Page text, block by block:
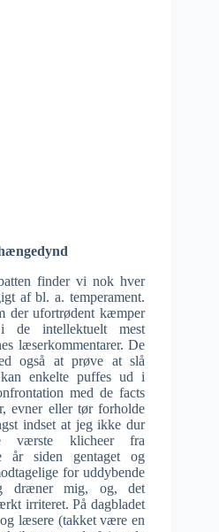
finder vi nok hver
af bl. a. temperament.
der ufortrødent kæmper
de intellektuelt mest
læserkommentarer. De
også at prøve at slå
enkelte puffes ud i
med de facts
evner eller tør forholde
indset at jeg ikke dur
klicheer fra
år siden gentaget og
for uddybende
dræner mig, og, det
irriteret. På dagbladet
læsere (takket være en